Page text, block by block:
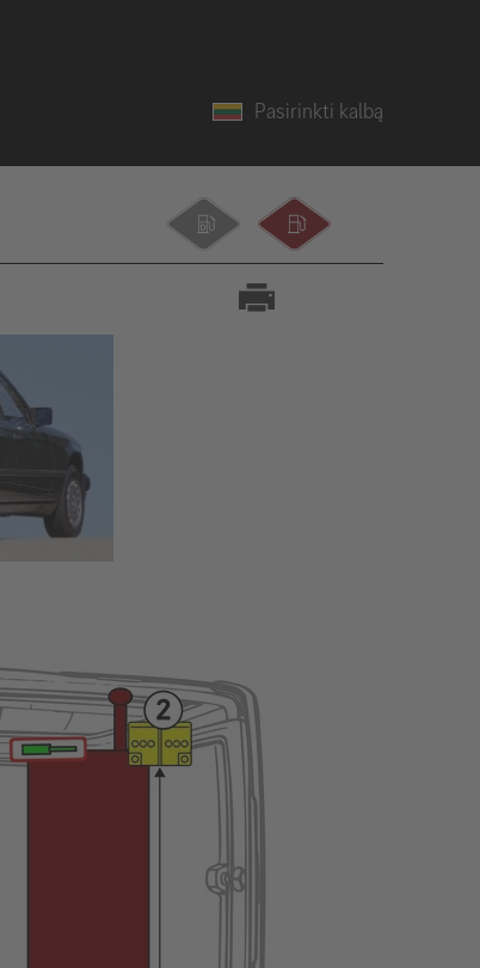
Pasirinkti kalbą